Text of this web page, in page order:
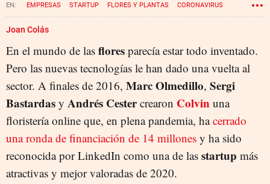
EMPRESAS STARTUP FLORES Y PLANTAS CORONAVIRUS
Joan Colás
En el mundo de las flores parecía estar todo inventado.
Pero las nuevas tecnologías le han dado una vuelta al
sector. A finales de 2016, Marc Olmedillo, Sergi
Bastardas y Andrés Cestercrearon Colvin una
floristería online que, en plena pandemia, hacerrado
una ronda de financiación de 14 millones y ha sido
reconocida por LinkedIn como una de las startup más
atractivas y mejor valoradas de 2020.